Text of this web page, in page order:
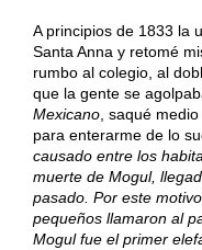
A principios de 1833 la
Santa Anna y retomé
rumbo al colegio, al
que la gente se
Mexicano, saqué
para enterarme de lo
causado entre los
muerte de Mogul,
pasado. Por este
pequeños llamaron al
Mogul fue el primer